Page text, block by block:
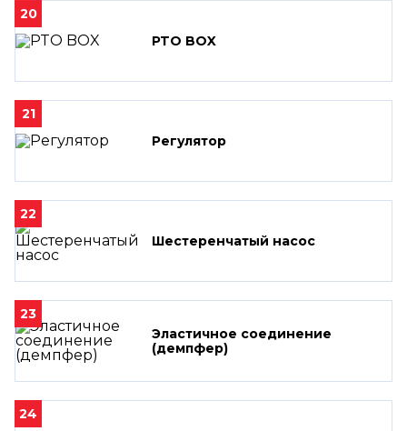
20
PTO BOX
21
Регулятор
22
Шестеренчатый насос
23
Эластичное соединение
(демпфер)
24